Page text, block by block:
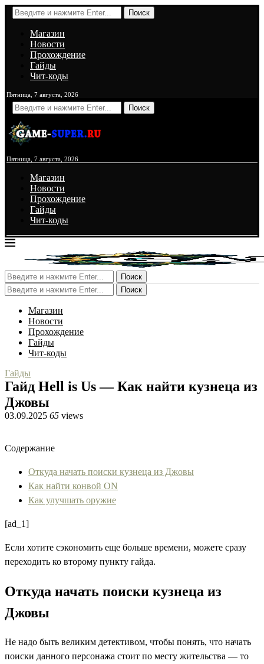
Поиск
Магазин
Новости
Прохождение
Гайды
Чит-коды
Пятница, 7 августа, 2026
Поиск
Пятница, 7 августа, 2026
Магазин
Новости
Прохождение
Гайды
Чит-коды
Поиск
Поиск
Магазин
Новости
Прохождение
Гайды
Чит-коды
Гайды
Гайд Hell is Us — Как найти кузнеца из
Джовы
03.09.2025 65 views
Содержание
Откуда начать поиски кузнеца из Джовы
Как найти конвой ON
Как улучшать оружие
[ad_1]
Если хотите сэкономить еще больше времени, можете сразу
переходить ко второму пункту гайда.
Откуда начать поиски кузнеца из
Джовы
Не надо быть великим детективом, чтобы понять, что начать
поиски данного персонажа стоит по месту жительства — то